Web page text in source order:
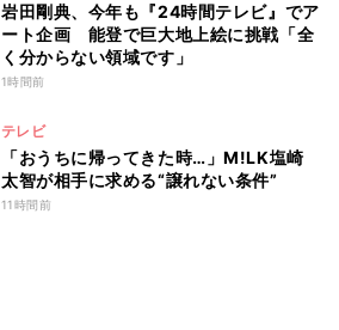
岩田剛典、今年も『24時間テレビ』でア
ート企画 能登で巨大地上絵に挑戦「全
く分からない領域です」
1時間前
テレビ
「おうちに帰ってきた時…」M!LK塩崎
太智が相手に求める“譲れない条件”
11時間前